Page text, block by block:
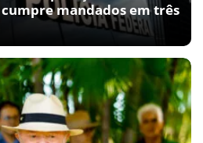
mandados em três